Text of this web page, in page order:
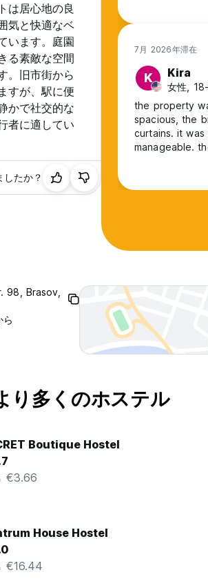
は居心地の良
気と快適なベ
います。庭園
る素敵な空間
。旧市街から
すが、駅に便
かで社交的な
者に適してい
したか？
7月 2026年滞在
K Kira
女性,
the property
spacious, the
curtains. it
manageable.
98, Brasov,
ら
り多くのホステル
Boutique Hostel
€3.66
House Hostel
€16.44